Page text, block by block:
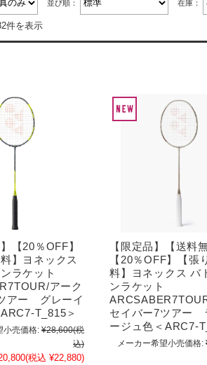
並び順： 在庫：
件を表示
【20％OFF】
料】ヨネックス
ラケット
アーク
アー グレーイ
T_815＞
小売価格: ¥28,600(税
込)
(税込 ¥22,880)
【限定品】【送料
【20％OFF】【張
料】ヨネックス バ
ンラケット
セイバー7ツアー
ージュ色＜ARC7-
メーカー希望小売価格: